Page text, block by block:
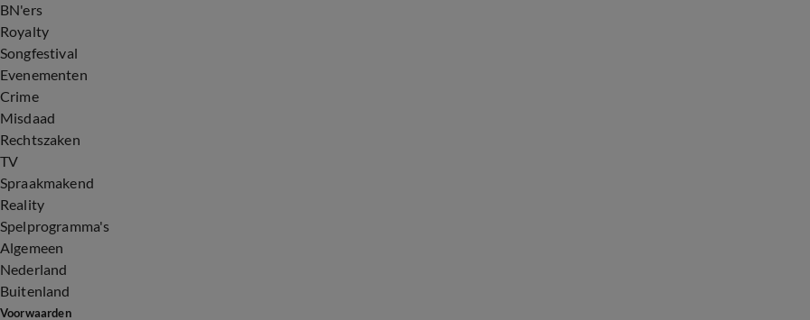
BN'ers
Royalty
Songfestival
Evenementen
Crime
Misdaad
Rechtszaken
TV
Spraakmakend
Reality
Spelprogramma's
Algemeen
Nederland
Buitenland
Voorwaarden